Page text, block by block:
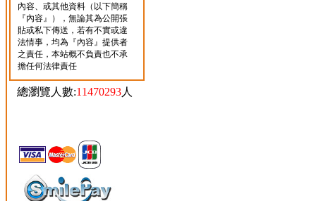
內容、或其他資料（以下簡稱
『內容』），無論其為公開張
貼或私下傳送，若有不實或違
法情事，均為『內容』提供者
之責任，本站概不負責也不承
擔任何法律責任
總瀏覽人數:11470293人